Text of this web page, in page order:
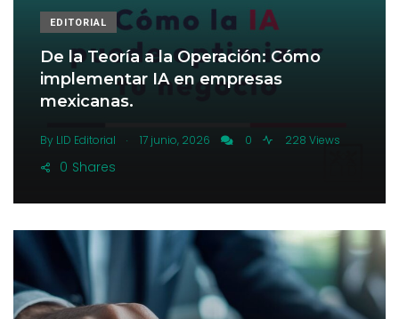
EDITORIAL
De la Teoría a la Operación: Cómo
implementar IA en empresas
mexicanas.
By LID Editorial . 17 junio, 2026 0 228 Views
Shares
0